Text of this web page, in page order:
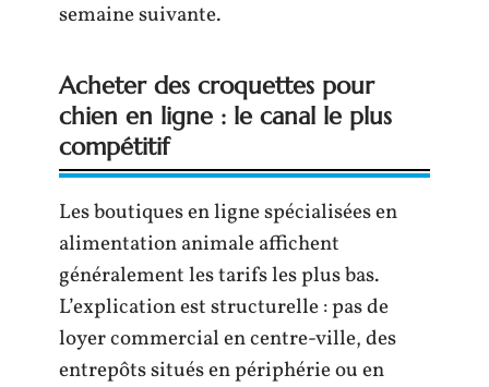
semaine suivante.
Acheter des croquettes pour
chien en ligne : le canal le plus
compétitif
Les boutiques en ligne spécialisées en
alimentation animale affichent
généralement les tarifs les plus bas.
L’explication est structurelle : pas de
loyer commercial en centre-ville, des
entrepôts situés en périphérie ou en